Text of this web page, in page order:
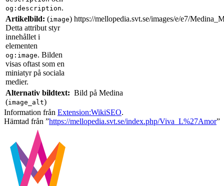
og:description.
Artikelbild: (image)
Detta attribut styr
innehållet i
elementen
og:image. Bilden
visas oftast som en
miniatyr på sociala
medier.
https://mellopedia.svt.se/images/e/e7/
Alternativ bildtext:
(image_alt)
Bild på Medina
Information från Extension:WikiSEO.
Hämtad från ”https://mellopedia.svt.se/index.php/Viva_L%27Amor”